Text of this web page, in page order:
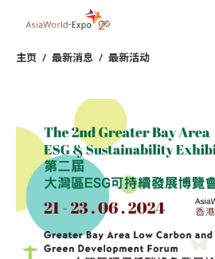
主页 / 最新消息 / 最新活动